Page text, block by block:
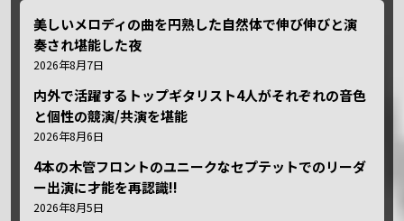
美しいメロディの曲を円熟した自然体で伸び伸びと演
奏され堪能した夜
2026年8月7日
内外で活躍するトップギタリスト4人がそれぞれの音色
と個性の競演/共演を堪能
2026年8月6日
4本の木管フロントのユニークなセプテットでのリーダ
ー出演に才能を再認識!!
2026年8月5日